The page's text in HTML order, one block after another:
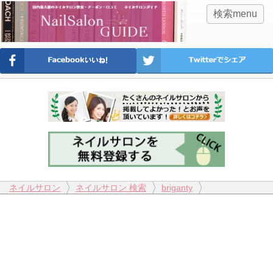
検索menu
ネイルサロン ネイルサロン 検索 briganty